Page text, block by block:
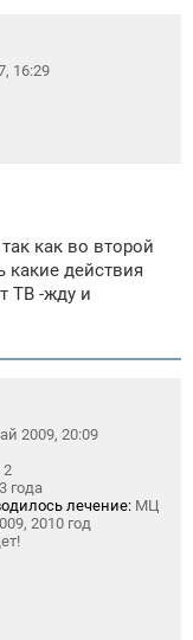
16:29
как во второй
какие действия
ТВ -жду и
2009, 20:09
2
года
лечение: МЦ
2010 год